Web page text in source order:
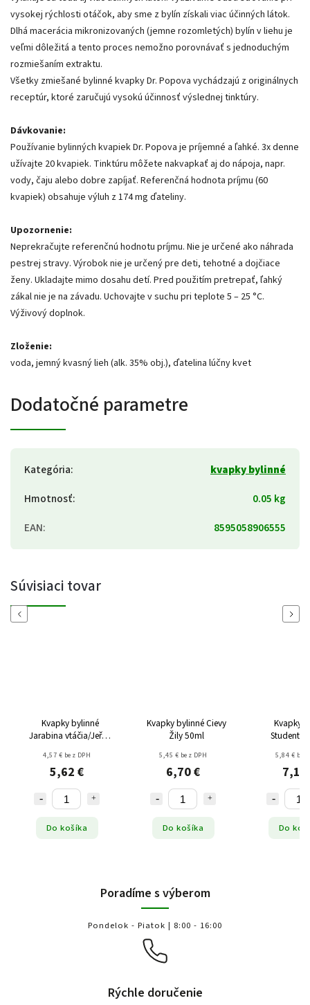
vysokej rýchlosti otáčok, aby sme z bylín získali viac účinných látok.
Dlhá macerácia mikronizovaných (jemne rozomletých) bylín v liehu je
veľmi dôležitá a tento proces nemožno porovnávať s jednoduchým
rozmiešaním extraktu.
Všetky zmiešané bylinné kvapky Dr. Popova vychádzajú z originálnych
receptúr, ktoré zaručujú vysokú účinnosť výslednej tinktúry.
Dávkovanie:
Používanie bylinných kvapiek Dr. Popova je príjemné a ľahké. 3x denne
užívajte 20 kvapiek. Tinktúru môžete nakvapkať aj do nápoja, napr.
vody, čaju alebo dobre zapíjať. Referenčná hodnota príjmu (60
kvapiek) obsahuje výluh z 174 mg ďateliny.
Upozornenie:
Neprekračujte referenčnú hodnotu príjmu. Nie je určené ako náhrada
pestrej stravy. Výrobok nie je určený pre deti, tehotné a dojčiace
ženy. Ukladajte mimo dosahu detí. Pred použitím pretrepať, ľahký
zákal nie je na závadu. Uchovajte v suchu pri teplote 5 – 25 °C.
Výživový doplnok.
Zloženie:
voda, jemný kvasný lieh (alk. 35% obj.), ďatelina lúčny kvet
Dodatočné parametre
Kategória:
kvapky bylinné
Hmotnosť:
0.05 kg
EAN: 8595058906555
Súvisiaci tovar
Previous
Kvapky bylinné
Jarabina vtáčia/Jeřáb
4,57 € bez DPH
5,62 €
Do košíka
Kvapky bylinné Cievy
Žily 50ml
5,45 € bez DPH
6,70 €
Do košíka
Kvapky
Student
5,84 € bez
7,18
Do
Next
Poradíme s výberom
Pondelok - Piatok | 8:00 - 16:00
Rýchle doručenie